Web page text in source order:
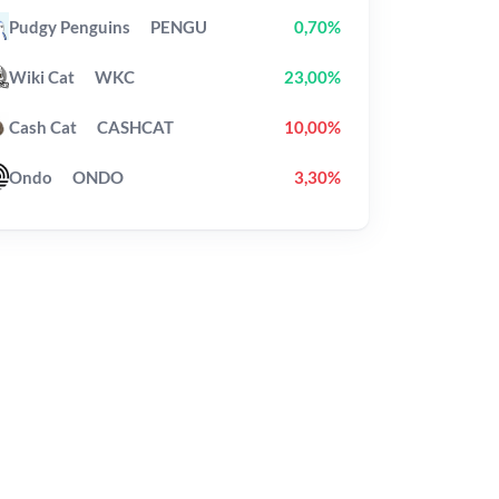
Pudgy Penguins PENGU 0,70%
Wiki Cat WKC 23,00%
Cash Cat CASHCAT 10,00%
Ondo ONDO 3,30%